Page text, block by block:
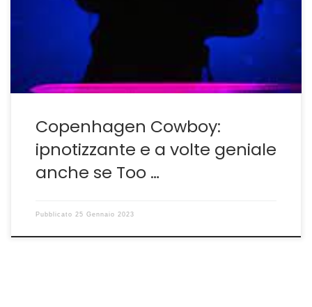
l’onirico stanca e l’eccesso di narcismo soffoca le
intuizioni– ecco un altro esempio di cinema-che sia una
serie tv distribuita da Netflix poco […]
Copenhagen Cowboy:
ipnotizzante e a volte geniale
anche se Too …
Pubblicato 25 Gennaio 2023